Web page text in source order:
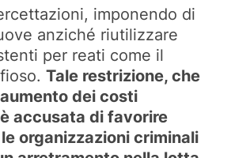
imponendo di
anziché riutilizzare
per reati come il
Tale restrizione, che
dei costi
accusata di favorire
organizzazioni criminali